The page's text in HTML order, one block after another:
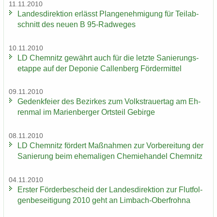
11.11.2010
Lan­des­di­rek­ti­on er­lässt Plan­ge­neh­mi­gung für Teil­ab­
schnitt des neuen B 95-​Radweges
10.11.2010
LD Chem­nitz ge­währt auch für die letz­te Sa­nie­rungs­
etap­pe auf der De­po­nie Cal­len­berg För­der­mit­tel
09.11.2010
Ge­denk­fei­er des Be­zir­kes zum Volks­trau­er­tag am Eh­
ren­mal im Ma­ri­en­ber­ger Orts­teil Ge­bir­ge
08.11.2010
LD Chem­nitz för­dert Maß­nah­men zur Vor­be­rei­tung der
Sa­nie­rung beim ehe­ma­li­gen Che­mie­han­del Chem­nitz
04.11.2010
Ers­ter För­der­be­scheid der Lan­des­di­rek­ti­on zur Flut­fol­
gen­be­sei­ti­gung 2010 geht an Limbach-​Oberfrohna